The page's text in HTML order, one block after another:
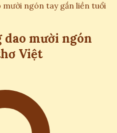
mười ngón tay gắn liền tuổi
dao mười ngón
Việt